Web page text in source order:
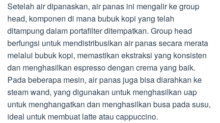
Setelah air dipanaskan, air panas ini mengalir ke group
head, komponen di mana bubuk kopi yang telah
ditampung dalam portafilter ditempatkan. Group head
berfungsi untuk mendistribusikan air panas secara merata
melalui bubuk kopi, memastikan ekstraksi yang konsisten
dan menghasilkan espresso dengan crema yang baik.
Pada beberapa mesin, air panas juga bisa diarahkan ke
steam wand, yang digunakan untuk menghasilkan uap
untuk menghangatkan dan menghasilkan busa pada susu,
ideal untuk membuat latte atau cappuccino.